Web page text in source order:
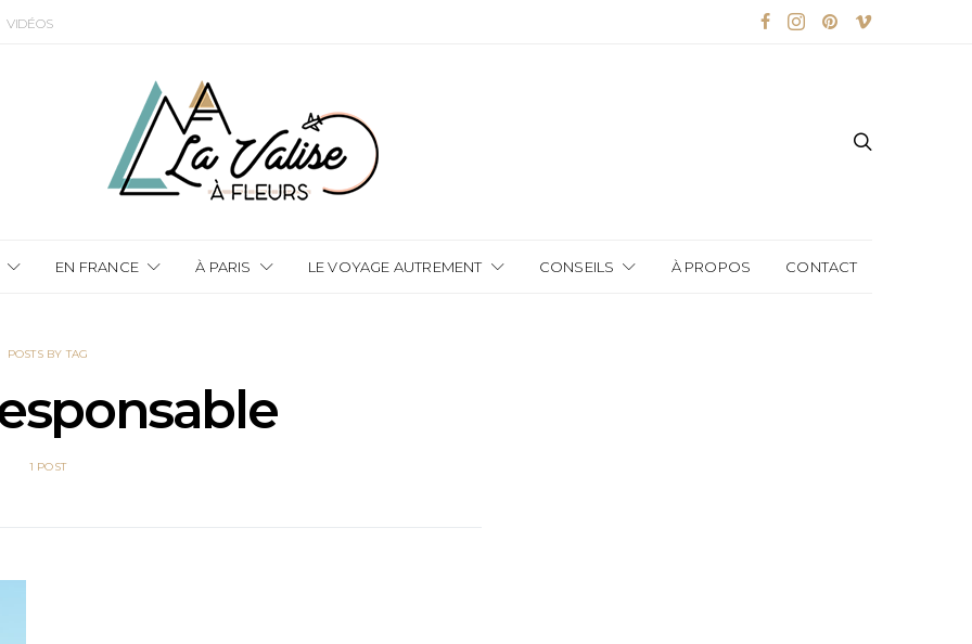
VIDÉOS
EN FRANCE À PARIS LE VOYAGE AUTREMENT CONSEILS À PROPOS CONTACT
POSTS BY TAG
1 POST